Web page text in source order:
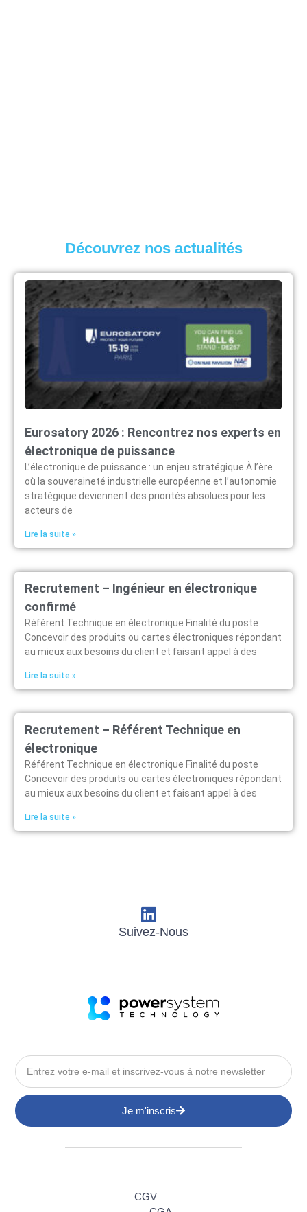
Découvrez nos actualités
Eurosatory 2026 : Rencontrez nos experts en
électronique de puissance
L’électronique de puissance : un enjeu stratégique À l’ère
où la souveraineté industrielle européenne et l’autonomie
stratégique deviennent des priorités absolues pour les
acteurs de
Lire la suite »
Recrutement – Ingénieur en électronique
confirmé
Référent Technique en électronique Finalité du poste
Concevoir des produits ou cartes électroniques répondant
au mieux aux besoins du client et faisant appel à des
Lire la suite »
Recrutement – Référent Technique en
électronique​
Référent Technique en électronique Finalité du poste
Concevoir des produits ou cartes électroniques répondant
au mieux aux besoins du client et faisant appel à des
Lire la suite »
Suivez-Nous
Je m'inscris
CGV